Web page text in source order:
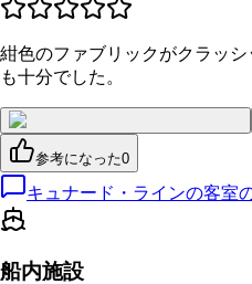
紺色のファブリックがクラッ
も十分でした。
参考になった0
キュナード・ラインの客室
船内施設